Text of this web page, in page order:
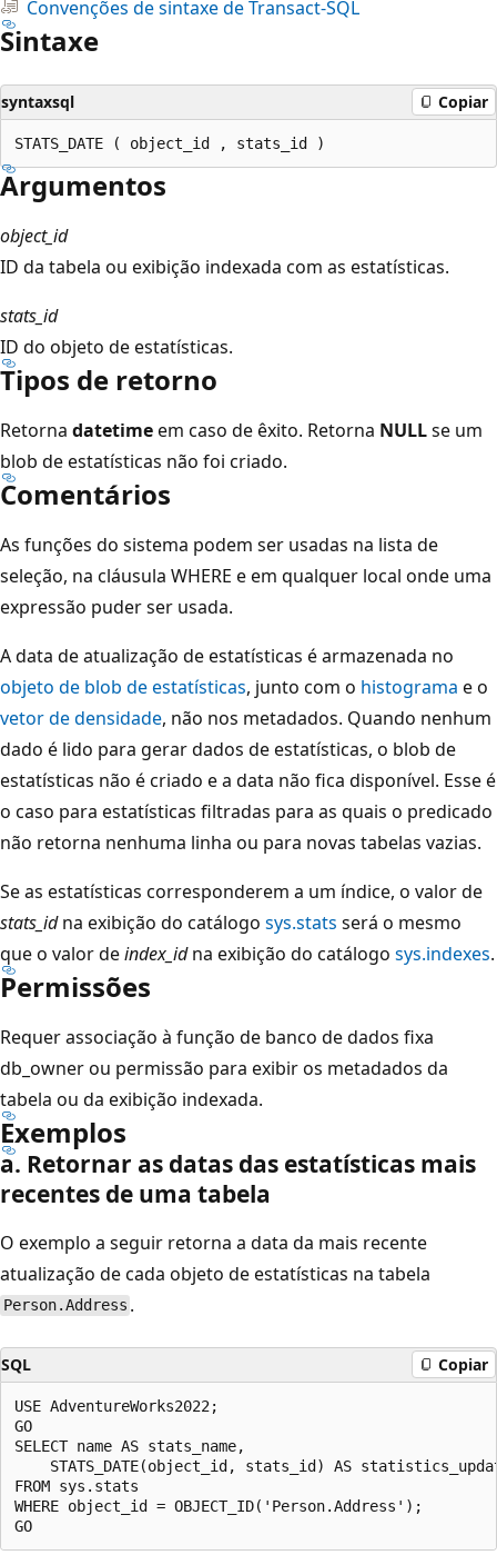
Convenções de sintaxe de Transact-SQL
Sintaxe
syntaxsql Copiar
Argumentos
object_id
ID da tabela ou exibição indexada com as estatísticas.
stats_id
ID do objeto de estatísticas.
Tipos de retorno
Retorna datetimeem caso de êxito. Retorna NULLse um
blob de estatísticas não foi criado.
Comentários
As funções do sistema podem ser usadas na lista de
seleção, na cláusula WHERE e em qualquer local onde uma
expressão puder ser usada.
A data de atualização de estatísticas é armazenada no
objeto de blob de estatísticas, junto com o histograma e o
vetor de densidade, não nos metadados. Quando nenhum
dado é lido para gerar dados de estatísticas, o blob de
estatísticas não é criado e a data não fica disponível. Esse é
o caso para estatísticas filtradas para as quais o predicado
não retorna nenhuma linha ou para novas tabelas vazias.
Se as estatísticas corresponderem a um índice, o valor de
stats_idna exibição do catálogo sys.stats será o mesmo
que o valor deindex_idna exibição do catálogo sys.indexes.
Permissões
Requer associação à função de banco de dados fixa
db_owner ou permissão para exibir os metadados da
tabela ou da exibição indexada.
Exemplos
a. Retornar as datas das estatísticas mais
recentes de uma tabela
O exemplo a seguir retorna a data da mais recente
atualização de cada objeto de estatísticas na tabela
Person.Address .
SQL Copiar
USE AdventureWorks2022;
GO
SELECT name AS stats_name,
STATS_DATE(object_id, stats_id) AS
FROM sys.stats
WHERE object_id = OBJECT_ID('Person.Address');